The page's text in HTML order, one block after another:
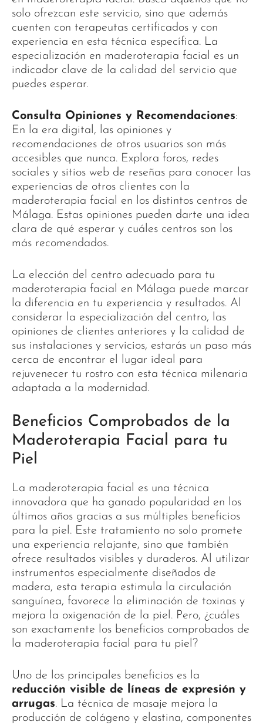
solo ofrezcan este servicio, sino que además
cuenten con terapeutas certificados y con
experiencia en esta técnica específica. La
especialización en maderoterapia facial es un
indicador clave de la calidad del servicio que
puedes esperar.
Consulta Opiniones y Recomendaciones:
En la era digital, las opiniones y
recomendaciones de otros usuarios son más
accesibles que nunca. Explora foros, redes
sociales y sitios web de reseñas para conocer las
experiencias de otros clientes con la
maderoterapia facial en los distintos centros de
Málaga. Estas opiniones pueden darte una idea
clara de qué esperar y cuáles centros son los
más recomendados.
La elección del centro adecuado para tu
maderoterapia facial en Málaga puede marcar
la diferencia en tu experiencia y resultados. Al
considerar la especialización del centro, las
opiniones de clientes anteriores y la calidad de
sus instalaciones y servicios, estarás un paso más
cerca de encontrar el lugar ideal para
rejuvenecer tu rostro con esta técnica milenaria
adaptada a la modernidad.
Beneficios Comprobados de la
Maderoterapia Facial para tu
Piel
La maderoterapia facial es una técnica
innovadora que ha ganado popularidad en los
últimos años gracias a sus múltiples beneficios
para la piel. Este tratamiento no solo promete
una experiencia relajante, sino que también
ofrece resultados visibles y duraderos. Al utilizar
instrumentos especialmente diseñados de
madera, esta terapia estimula la circulación
sanguínea, favorece la eliminación de toxinas y
mejora la oxigenación de la piel. Pero, ¿cuáles
son exactamente los beneficios comprobados de
la maderoterapia facial para tu piel?
Uno de los principales beneficios es la
reducción visible de líneas de expresión y
arrugas. La técnica de masaje mejora la
producción de colágeno y elastina, componentes